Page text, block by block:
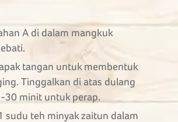
A di dalam mangkuk
tangan untuk membentuk
Tinggalkan di atas dulang
30 minit untuk perap.
sudu teh minyak zaitun dalam